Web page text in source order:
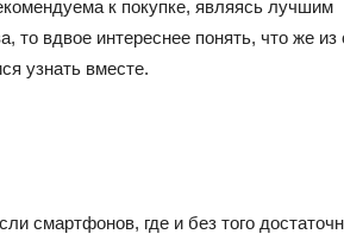
к покупке, являясь лучшим
то вдвое интереснее понять, что же из
узнать вместе.
смартфонов, где и без того